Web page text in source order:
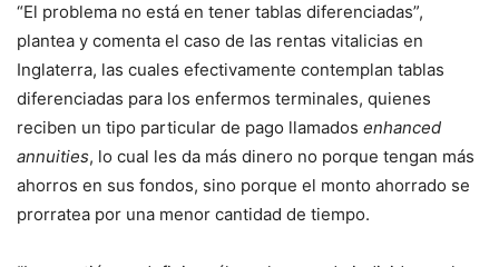
“El problema no está en tener tablas diferenciadas”,
plantea y comenta el caso de las rentas vitalicias en
Inglaterra, las cuales efectivamente contemplan tablas
diferenciadas para los enfermos terminales, quienes
reciben un tipo particular de pago llamados enhanced
annuities, lo cual les da más dinero no porque tengan más
ahorros en sus fondos, sino porque el monto ahorrado se
prorratea por una menor cantidad de tiempo.